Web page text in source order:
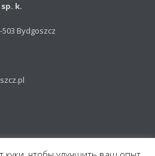
k.
Bydgoszcz
Powered by: Talem Technologies